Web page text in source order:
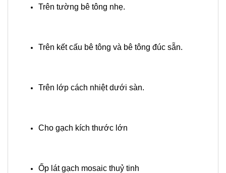
Trên tường bê tông nhẹ.
Trên kết cấu bê tông và bê tông đúc sẵn.
Trên lớp cách nhiệt dưới sàn.
Cho gạch kích thước lớn
Ốp lát gạch mosaic thuỷ tinh